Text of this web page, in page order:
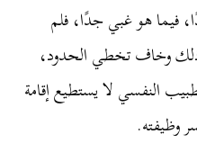
فيما هو غبي جدًا، فلم
وخاف تخطي الحدود،
النفسي لا يستطيع إقامة
وظيفته.